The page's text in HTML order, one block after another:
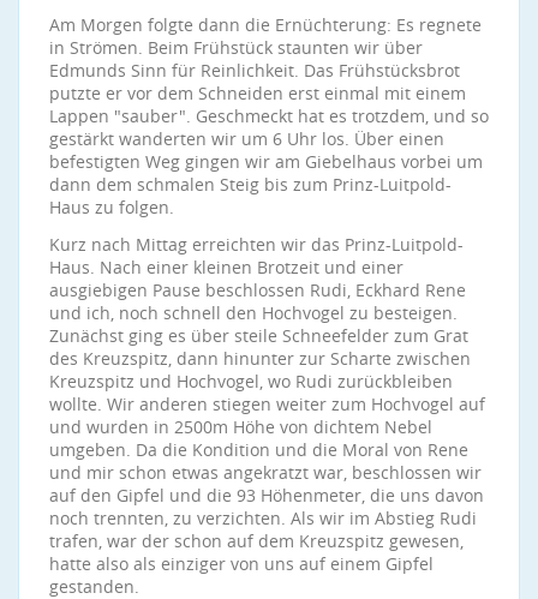
Am Morgen folgte dann die Ernüchterung: Es regnete
in Strömen. Beim Frühstück staunten wir über
Edmunds Sinn für Reinlichkeit. Das Frühstücksbrot
putzte er vor dem Schneiden erst einmal mit einem
Lappen "sauber". Geschmeckt hat es trotzdem, und so
gestärkt wanderten wir um 6 Uhr los. Über einen
befestigten Weg gingen wir am Giebelhaus vorbei um
dann dem schmalen Steig bis zum Prinz-Luitpold-
Haus zu folgen.
Kurz nach Mittag erreichten wir das Prinz-Luitpold-
Haus. Nach einer kleinen Brotzeit und einer
ausgiebigen Pause beschlossen Rudi, Eckhard Rene
und ich, noch schnell den Hochvogel zu besteigen.
Zunächst ging es über steile Schneefelder zum Grat
des Kreuzspitz, dann hinunter zur Scharte zwischen
Kreuzspitz und Hochvogel, wo Rudi zurückbleiben
wollte. Wir anderen stiegen weiter zum Hochvogel auf
und wurden in 2500m Höhe von dichtem Nebel
umgeben. Da die Kondition und die Moral von Rene
und mir schon etwas angekratzt war, beschlossen wir
auf den Gipfel und die 93 Höhenmeter, die uns davon
noch trennten, zu verzichten. Als wir im Abstieg Rudi
trafen, war der schon auf dem Kreuzspitz gewesen,
hatte also als einziger von uns auf einem Gipfel
gestanden.